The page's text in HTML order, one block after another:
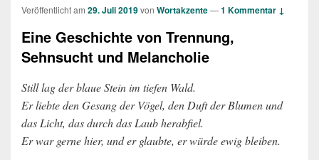
Veröffentlicht am 29. Juli 2019von Wortakzente—1 Kommentar ↓
Eine Geschichte von Trennung,
Sehnsucht und Melancholie
Still lag der blaue Stein im tiefen Wald.
Er liebte den Gesang der Vögel, den Duft der Blumen und
das Licht, das durch das Laub herabfiel.
Er war gerne hier, und er glaubte, er würde ewig bleiben.